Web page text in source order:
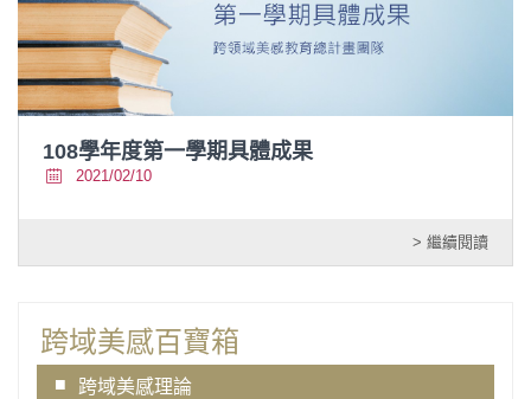
108學年度第一學期具體成果
2021/02/10
> 繼續閱讀
跨域美感百寶箱
跨域美感理論